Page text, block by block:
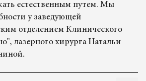
естественным путем. Мы
у заведующей
отделением Клинического
лазерного хирурга Натальи